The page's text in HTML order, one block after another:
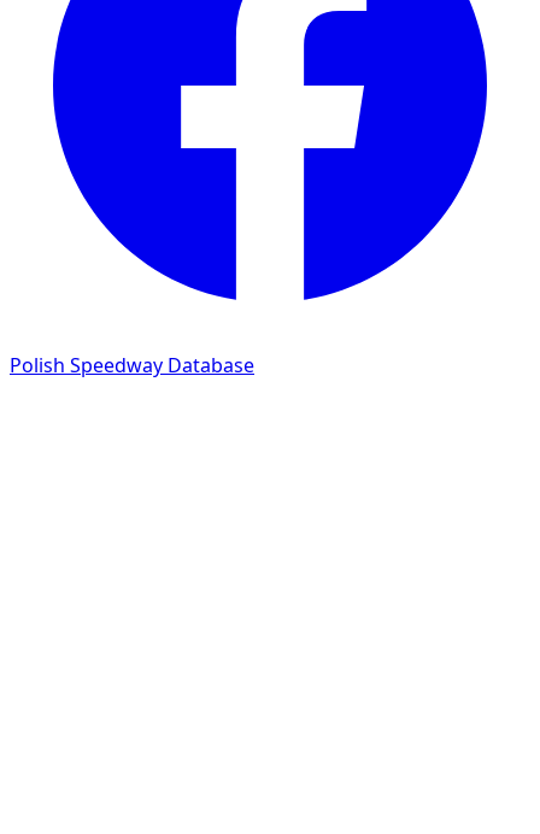
Polish Speedway Database